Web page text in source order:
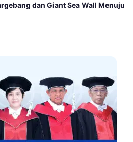
dan Giant Sea Wall Menuju